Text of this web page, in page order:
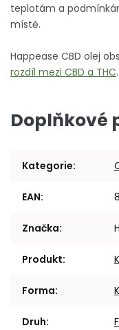
teplotám a
místě.
Happease CBD olej
rozdíl mezi CBD a THC.
Doplňkové
Kategorie:
EAN:
Značka:
Produkt:
Forma:
Druh: